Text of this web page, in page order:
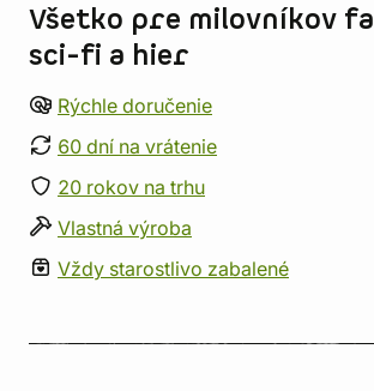
Všetko pre milovníkov
sci-fi a hier
Rýchle doručenie
60 dní na vrátenie
20 rokov na trhu
Vlastná výroba
Vždy starostlivo zabalené